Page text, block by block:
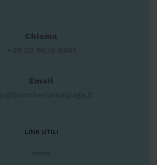
Chiama
+39 02 9678 8461
Email
LINK UTILI
Home